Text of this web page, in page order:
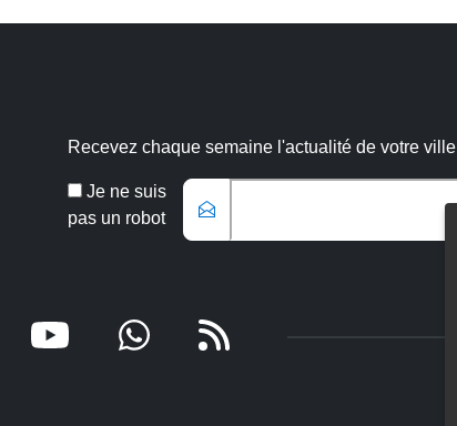
Recevez chaque semaine l'actualité de votre ville
Je ne suis
pas un robot
Veuillez laisser ce champ vide :
Email